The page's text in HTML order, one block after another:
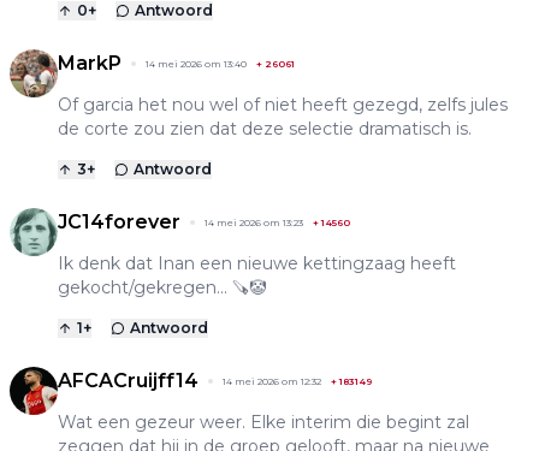
0+ Antwoord
MarkP 14 mei 2026 om 13:40 + 26061
Of garcia het nou wel of niet heeft gezegd, zelfs jules
de corte zou zien dat deze selectie dramatisch is.
3+ Antwoord
JC14forever 14 mei 2026 om 13:23 +14560
Ik denk dat Inan een nieuwe kettingzaag heeft
gekocht/gekregen... 🪚🤡
1+ Antwoord
AFCACruijff14 14 mei 2026 om 12:32 +183149
Wat een gezeur weer. Elke interim die begint zal
zeggen dat hij in de groep gelooft, maar na nieuwe